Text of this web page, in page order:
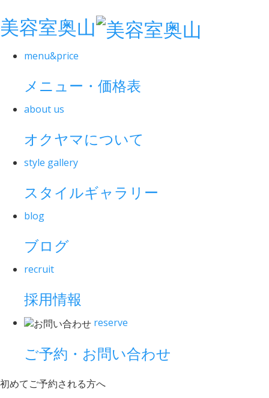
美容室奥山
menu&price
メニュー・価格表
about us
オクヤマについて
style gallery
スタイルギャラリー
blog
ブログ
recruit
採用情報
reserve
ご予約・お問い合わせ
初めてご予約される方へ